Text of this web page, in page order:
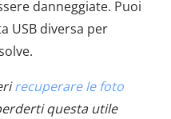
danneggiate. Puoi
USB diversa per
recuperare le foto
questa utile